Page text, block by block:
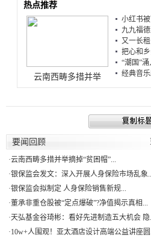
热点推荐
云南西畴多措并举
小红书
九九福
又一长
把心和
“潮国”
经典音
要闻回顾
·云南西畴多措并举摘掉“贫困帽”...
·银保监会发文：深入开展人身保险市场乱象
·银保监会拟制定 人身保险销售新规...
·董承非重仓股被“定点爆破”?净值揭示真相...
·天弘基金谷琦彬：看好先进制造五大机会 隐
·10w+人围观！亚太酒店设计高端公益讲座圆